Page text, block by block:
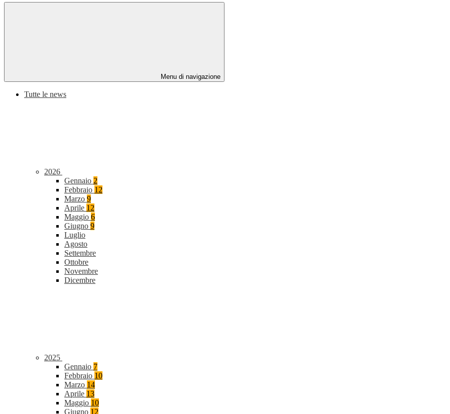
Menu di navigazione
Tutte le news
2026
Gennaio 2
Febbraio 12
Marzo 9
Aprile 12
Maggio 6
Giugno 9
Luglio
Agosto
Settembre
Ottobre
Novembre
Dicembre
2025
Gennaio 7
Febbraio 10
Marzo 14
Aprile 13
Maggio 10
Giugno 12